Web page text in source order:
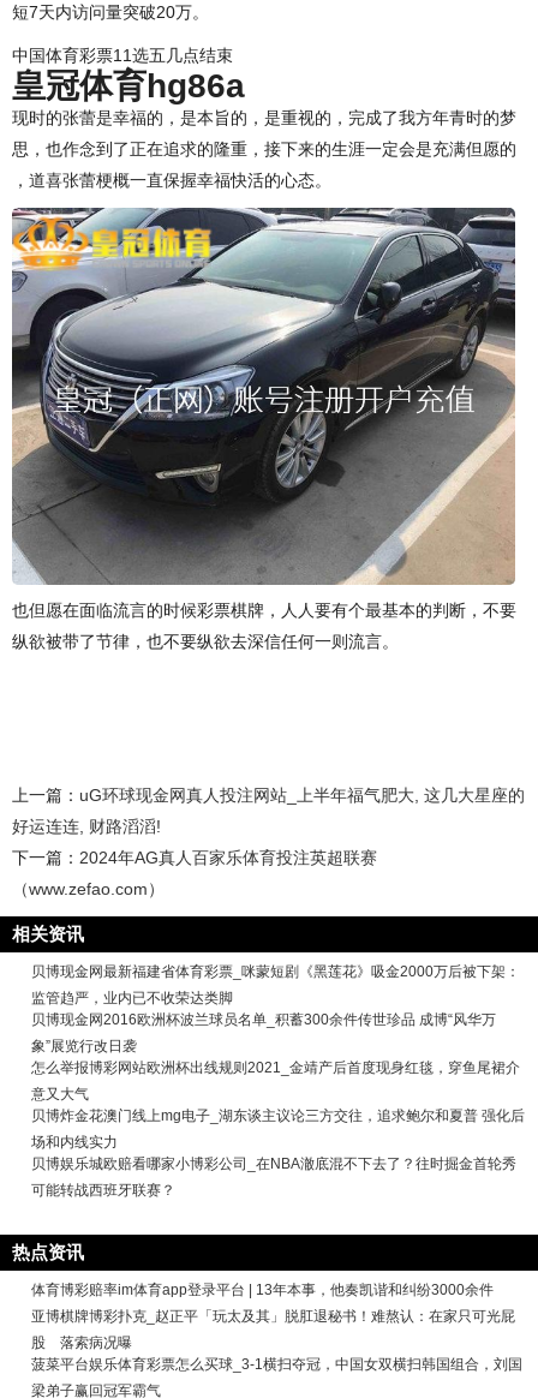
短7天内访问量突破20万。
中国体育彩票11选五几点结束
皇冠体育hg86a
现时的张蕾是幸福的，是本旨的，是重视的，完成了我方年青时的梦
思，也作念到了正在追求的隆重，接下来的生涯一定会是充满但愿的
，道喜张蕾梗概一直保握幸福快活的心态。
也但愿在面临流言的时候彩票棋牌，人人要有个最基本的判断，不要
纵欲被带了节律，也不要纵欲去深信任何一则流言。
上一篇： uG环球现金网真人投注网站_上半年福气肥大, 这几大星座的
好运连连, 财路滔滔!
下一篇： 2024年AG真人百家乐体育投注英超联赛
（www.zefao.com）
相关资讯
贝博现金网最新福建省体育彩票_咪蒙短剧《黑莲花》吸金2000万后被下架：
监管趋严，业内已不收荣达类脚
贝博现金网2016欧洲杯波兰球员名单_积蓄300余件传世珍品 成博“风华万
象”展览行改日袭
怎么举报博彩网站欧洲杯出线规则2021_金靖产后首度现身红毯，穿鱼尾裙介
意又大气
贝博炸金花澳门线上mg电子_湖东谈主议论三方交往，追求鲍尔和夏普 强化后
场和内线实力
贝博娱乐城欧赔看哪家小博彩公司_在NBA澈底混不下去了？往时掘金首轮秀
可能转战西班牙联赛？
热点资讯
体育博彩赔率im体育app登录平台 | 13年本事，他奏凯谐和纠纷3000余件
亚博棋牌博彩扑克_赵正平「玩太及其」脱肛退秘书！难熬认：在家只可光屁
股 落索病况曝
菠菜平台娱乐体育彩票怎么买球_3-1横扫夺冠，中国女双横扫韩国组合，刘国
梁弟子赢回冠军霸气